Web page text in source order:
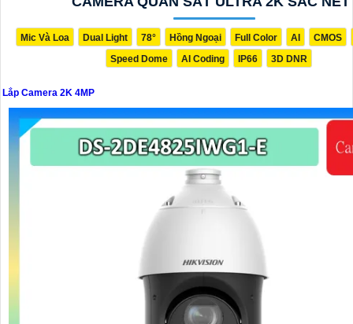
nước, chống bụi, ghi hình liên tục hoặc theo chuyển động, tích hợp
cho việc nhận diện khuôn mặt, phát hiện chuyển động, v.v.
Quý vị có thể tìm hiểu thêm về các tính năng cụ thể và lựa chọn sản
hợp với nhu cầu của mình thông qua các nhà cung cấp thiết bị an
các trang thương mại điện tử uy tín.
Mic Và Loa Dual Light 78° Hồng Ngoại Full Color AI
CMOS
Speed Dome
AI Coding IP66 3D DNR
Lắp Camera 2K 4MP